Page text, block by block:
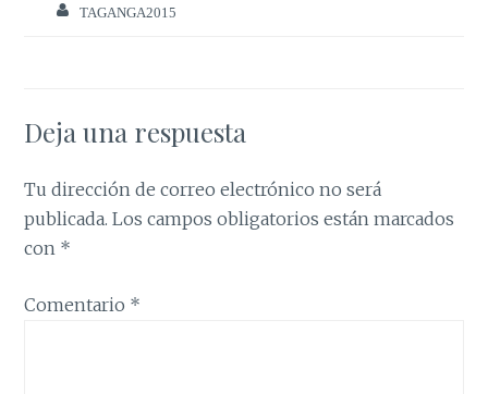
TAGANGA2015
Deja una respuesta
Tu dirección de correo electrónico no será
publicada. Los campos obligatorios están marcados
con *
Comentario *